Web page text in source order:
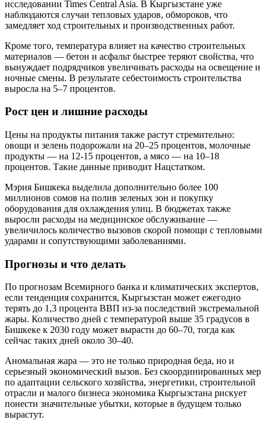
исследовании Times Central Asia. В Кыргызстане уже
наблюдаются случаи тепловых ударов, обмороков, что
замедляет ход строительных и производственных работ.
Кроме того, температура влияет на качество строительных
материалов — бетон и асфальт быстрее теряют свойства, что
вынуждает подрядчиков увеличивать расходы на освещение и
ночные смены. В результате себестоимость строительства
выросла на 5–7 процентов.
Рост цен и лишние расходы
Цены на продукты питания также растут стремительно:
овощи и зелень подорожали на 20–25 процентов, молочные
продукты — на 12-15 процентов, а мясо — на 10–18
процентов. Такие данные приводит Нацстатком.
Мэрия Бишкека выделила дополнительно более 100
миллионов сомов на полив зеленых зон и покупку
оборудования для охлаждения улиц. В бюджетах также
выросли расходы на медицинское обслуживание —
увеличилось количество вызовов скорой помощи с тепловыми
ударами и сопутствующими заболеваниями.
Прогнозы и что делать
По прогнозам Всемирного банка и климатических экспертов,
если тенденция сохранится, Кыргызстан может ежегодно
терять до 1,3 процента ВВП из-за последствий экстремальной
жары. Количество дней с температурой выше 35 градусов в
Бишкеке к 2030 году может вырасти до 60–70, тогда как
сейчас таких дней около 30–40.
Аномальная жара — это не только природная беда, но и
серьезный экономический вызов. Без скоординированных мер
по адаптации сельского хозяйства, энергетики, строительной
отрасли и малого бизнеса экономика Кыргызстана рискует
понести значительные убытки, которые в будущем только
вырастут.